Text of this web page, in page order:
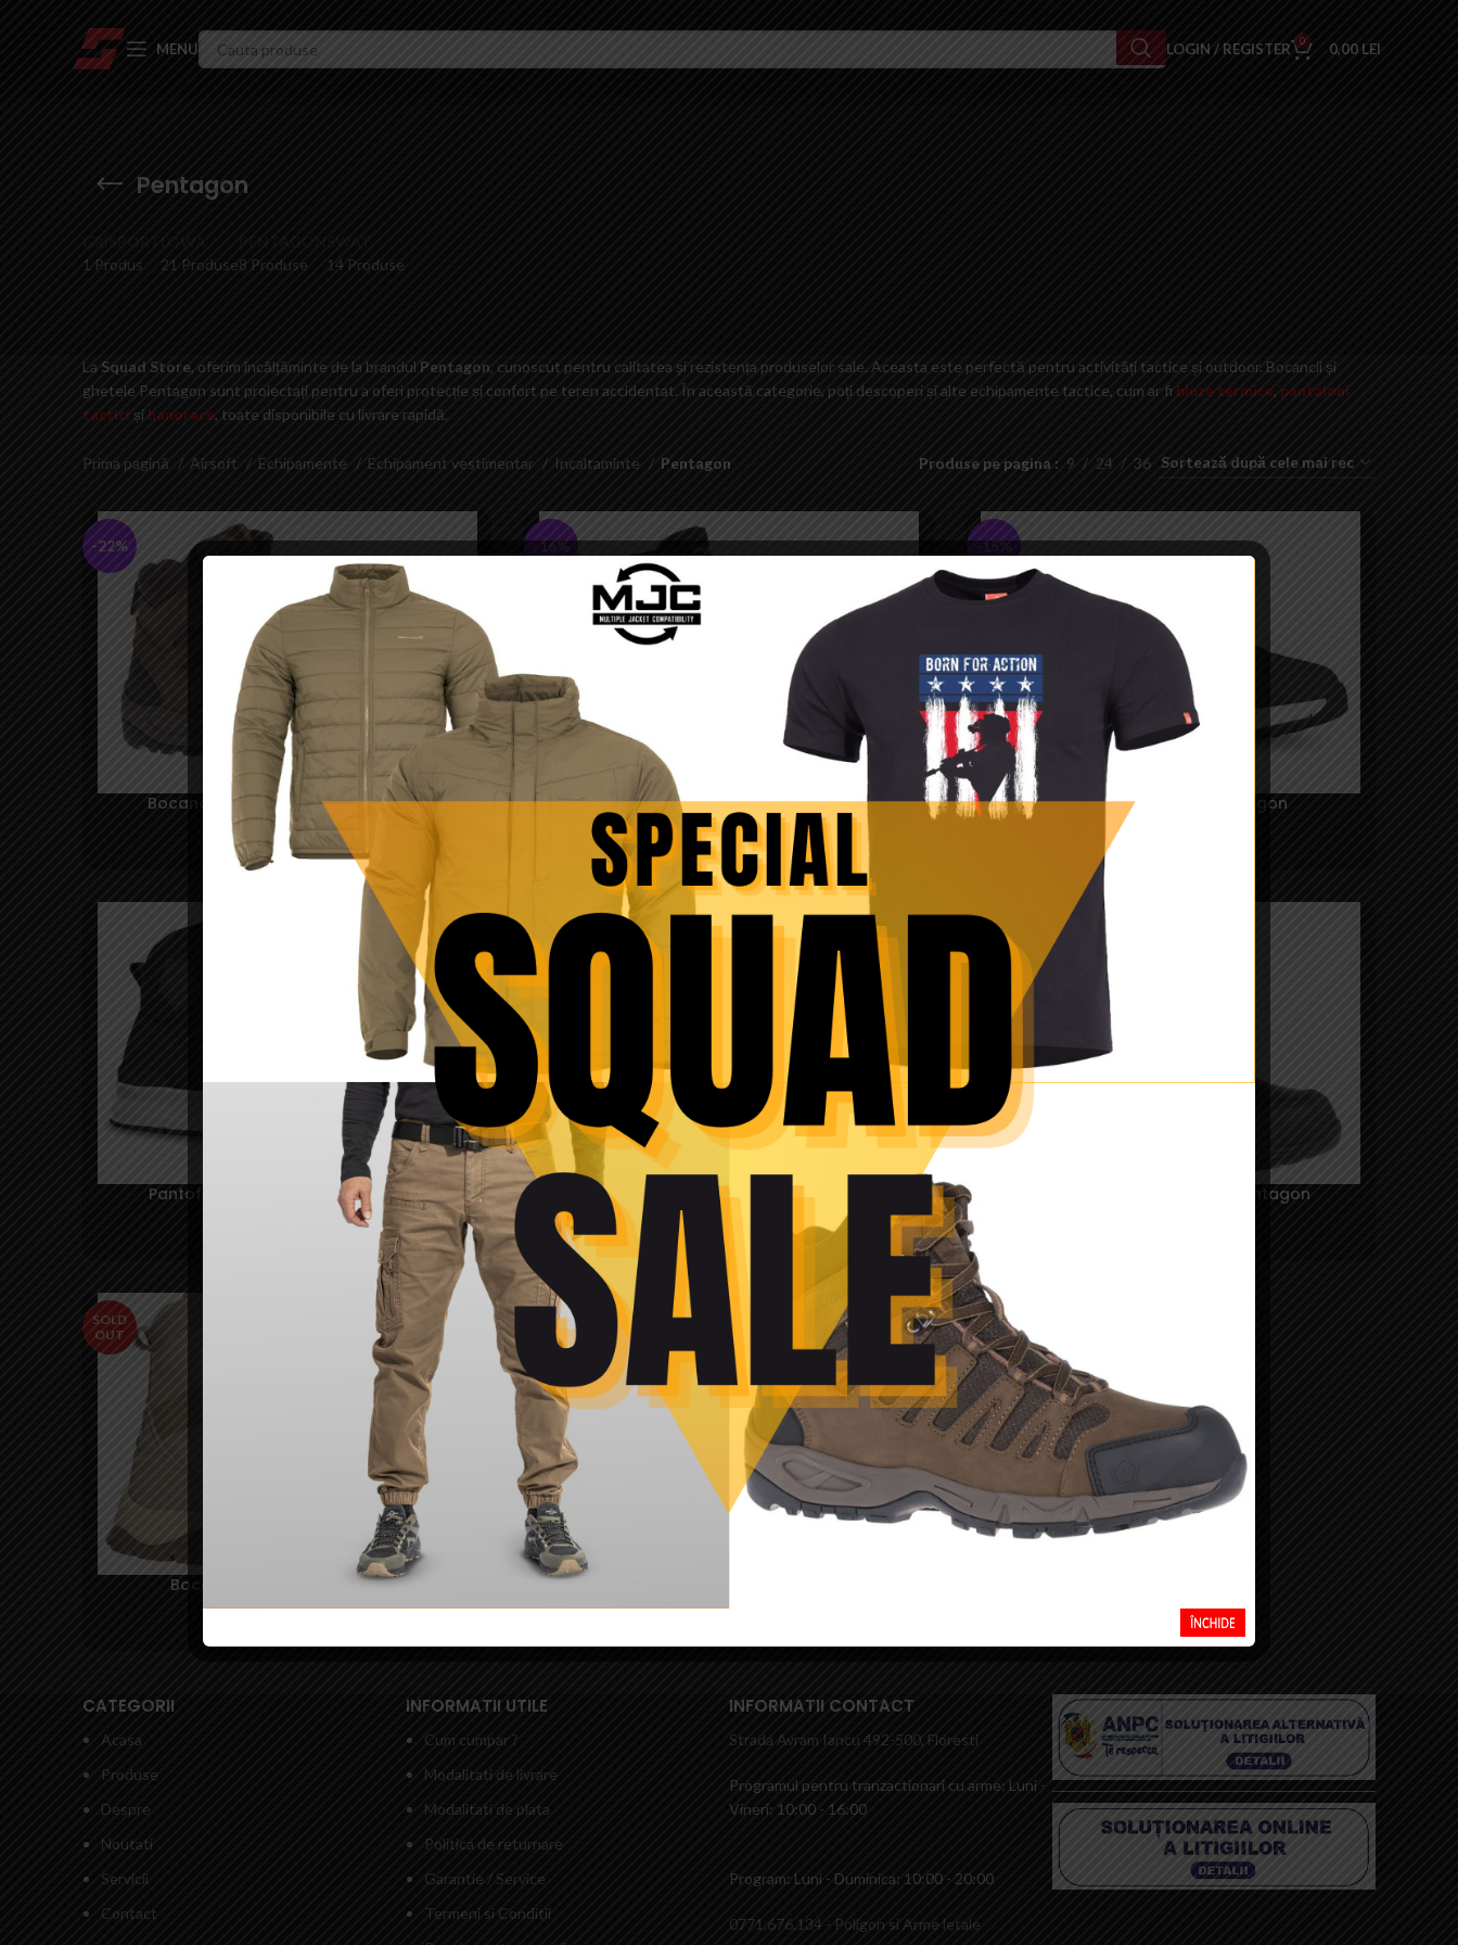
MENU LOGIN / REGISTER 0 0,00 LEI
Pentagon
1 Produs
21 Produse8 Produse
14 Produse
La Squad Store, oferim încălțăminte de la brandul Pentagon , cunoscut pentru calitatea și rezistența produselor sale. Aceasta este perfectă pentru activități tactice și outdoor. Bocancii și
ghetele Pentagon sunt proiectați pentru a oferi protecție și confort pe teren accidentat. În această categorie, poți descoperi și alte echipamente tactice, cum ar fi bluze termice, pantaloni
tactici și hanorace , toate disponibile cu livrare rapidă.
Prima pagină Airsoft Echipamente Echipament vestimentar Incaltaminte Pentagon Produse pe pagina 9 24 36
-22%
Bocanci Achilles XTR 6” – Pentagon
420,00 lei –540,00lei
-16%
Bocanci Scorpion V2 – Pentagon
379,00lei 450,00 lei
-15%
Pantofi Hybrid 2.0 – Pentagon
297,00
Pantofi Hybrid 2.0 inalti – Pentagon Pantofi Kion – Pentagon
300,00 – lei
-24%
Bocanci Achilles XTR 8” – Pentagon
SOLD
OUT
Bocanci Odos 2.0 – Pentagon
SOLD
OUT
CATEGORII
Acasa
Produse
Despre
Noutati
Servicii
Contact
INFORMATII UTILE
Cum cumpar ?
Modalitati de livrare
Modalitati de plata
Politica de returnare
Garantie / Service
Termeni si Conditii
INFORMATII CONTACT
Strada Avram Iancu 492-500, Floresti
Programul pentru tranzactionari cu arme: Luni -
Vineri: 10:00 - 16:00
Program: Luni - Duminica: 10:00 - 20:00
0771.676.134 - Poligon si Arme letale